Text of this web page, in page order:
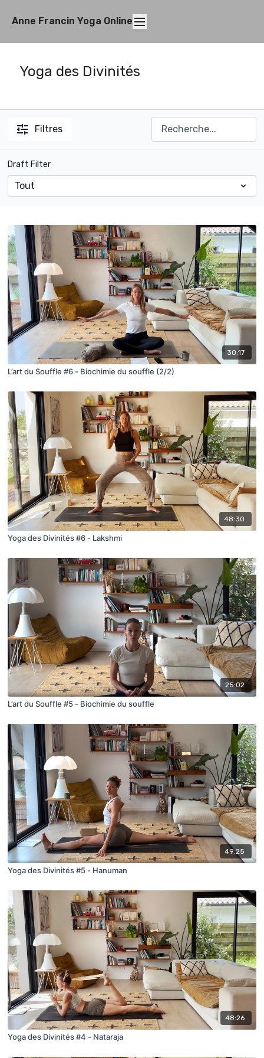
Anne Francin Yoga Online
Yoga des Divinités
Filtres
Draft Filter
30:17
L’art du Souffle #6 - Biochimie du souffle (2/2)
48:30
Yoga des Divinités #6 - Lakshmi
25:02
L’art du Souffle #5 - Biochimie du souffle
49:25
Yoga des Divinités #5 - Hanuman
48:26
Yoga des Divinités #4 - Nataraja